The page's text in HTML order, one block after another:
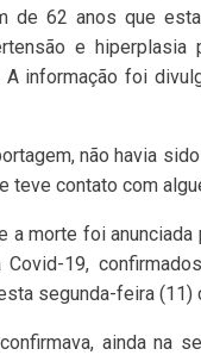
de 62 anos que
e
informação foi
não havia
teve contato com
a morte foi
19,
segunda-feira (11)
ainda na